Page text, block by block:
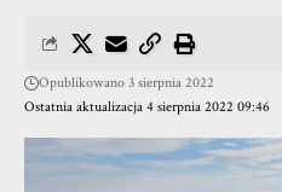
Ostatnia aktualizacja 4 sierpnia 2022 09:46
Opublikowano 3 sierpnia 2022